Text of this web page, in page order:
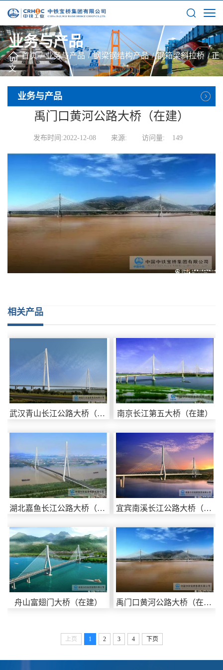
业务与产品
首页 / 业务与产品 / 钢梁钢结构产品 / 钢箱梁斜拉桥 /正
文
业务与产品
禹门口黄河公路大桥（在建）
发布时间:2022-12-08 来源: 访问量: 149
相关产品
武汉青山长江公路大桥（在建） 南京长江第五大桥（在建）
湖北嘉鱼长江公路大桥（在建） 宜宾南溪长江公路大桥（在建）
舟山富翅门大桥（在建） 禹门口黄河公路大桥（在建）
上页 1 2 3 4 下页